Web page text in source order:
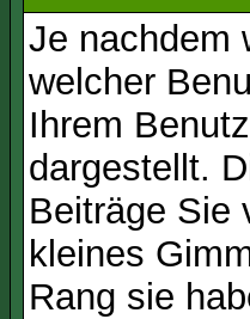
Je nachdem
welcher
Ihrem
dargestellt.
Beiträge Sie
kleines
Rang sie